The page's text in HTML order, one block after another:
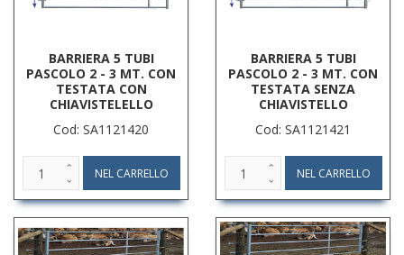
BARRIERA 5 TUBI
PASCOLO 2 - 3 MT. CON
TESTATA CON
CHIAVISTELELLO
Cod: SA1121420
BARRIERA 5 TUBI
PASCOLO 2 - 3 MT. CON
TESTATA SENZA
CHIAVISTELLO
Cod: SA1121421